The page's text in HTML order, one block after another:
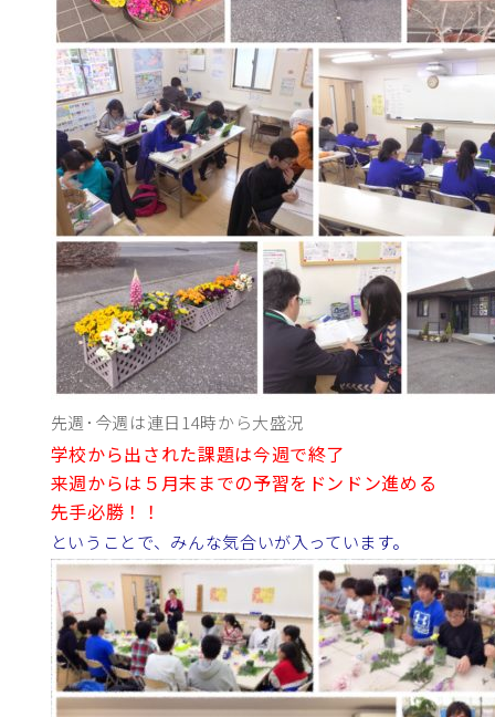
先週･今週は連日14時から大盛況
学校から出された課題は今週で終了
来週からは５月末までの予習をドンドン進める
先手必勝！！
ということで、みんな気合いが入っています。